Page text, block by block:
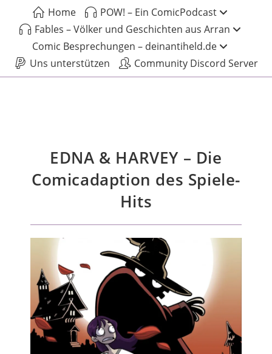
Home
POW! – Ein ComicPodcast
Fables – Völker und Geschichten aus Arran
Comic Besprechungen – deinantiheld.de
Uns unterstützen
Community Discord Server
EDNA & HARVEY – Die
Comicadaption des Spiele-
Hits